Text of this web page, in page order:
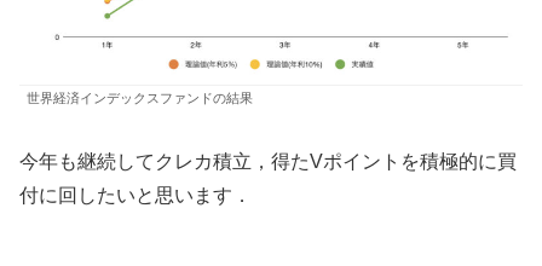
世界経済インデックスファンドの結果
今年も継続してクレカ積立，得たVポイントを積極的に買
付に回したいと思います．